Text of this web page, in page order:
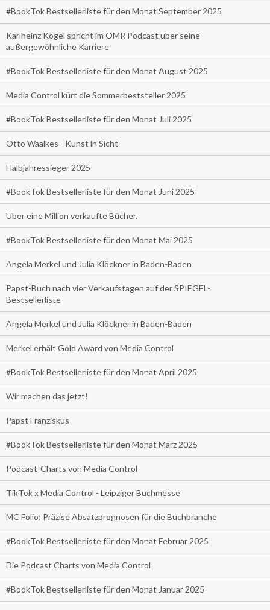
#BookTok Bestsellerliste für den Monat September 2025
Karlheinz Kögel spricht im OMR Podcast über seine
außergewöhnliche Karriere
#BookTok Bestsellerliste für den Monat August 2025
Media Control kürt die Sommerbeststeller 2025
#BookTok Bestsellerliste für den Monat Juli 2025
Otto Waalkes - Kunst in Sicht
Halbjahressieger 2025
#BookTok Bestsellerliste für den Monat Juni 2025
Über eine Million verkaufte Bücher.
#BookTok Bestsellerliste für den Monat Mai 2025
Angela Merkel und Julia Klöckner in Baden-Baden
Papst-Buch nach vier Verkaufstagen auf der SPIEGEL-
Bestsellerliste
Angela Merkel und Julia Klöckner in Baden-Baden
Merkel erhält Gold Award von Media Control
#BookTok Bestsellerliste für den Monat April 2025
Wir machen das jetzt!
Papst Franziskus
#BookTok Bestsellerliste für den Monat März 2025
Podcast-Charts von Media Control
TikTok x Media Control - Leipziger Buchmesse
MC Folio: Präzise Absatzprognosen für die Buchbranche
#BookTok Bestsellerliste für den Monat Februar 2025
Die Podcast Charts von Media Control
#BookTok Bestsellerliste für den Monat Januar 2025